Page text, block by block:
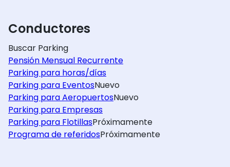
Conductores
Buscar Parking
Pensión Mensual Recurrente
Parking para horas/días
Parking para EventosNuevo
Parking para AeropuertosNuevo
Parking para Empresas
Parking para FlotillasPróximamente
Programa de referidosPróximamente